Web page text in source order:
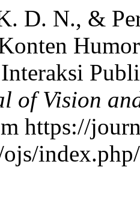
D. N., &
of Vision
https://